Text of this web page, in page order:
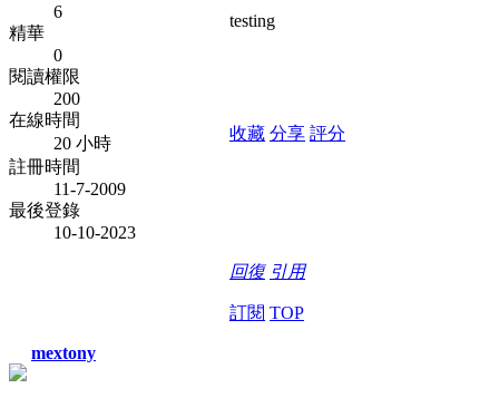
6
精華
0
閱讀權限
200
在線時間
20 小時
註冊時間
11-7-2009
最後登錄
10-10-2023
testing
收藏 分享 評分
回復 引用
訂閱 TOP
mextony